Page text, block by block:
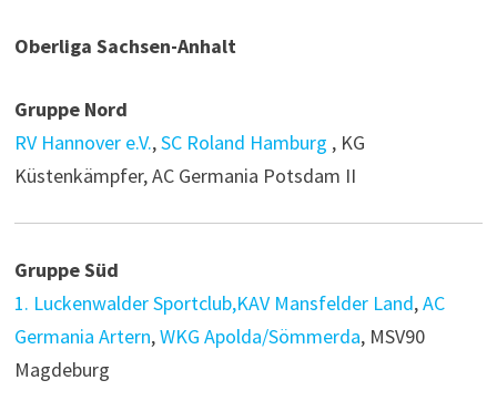
Oberliga Sachsen-Anhalt
Gruppe Nord
RV Hannover e.V.,SC Roland Hamburg , KG
Küstenkämpfer, AC Germania Potsdam II
Gruppe Süd
1. Luckenwalder Sportclub,KAV Mansfelder Land,AC
Germania Artern,WKG Apolda/Sömmerda, MSV90
Magdeburg